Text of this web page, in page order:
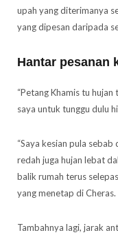
upah yang diterimanya
yang dipesan daripada
Hantar pesanan
“Petang Khamis tu
saya untuk tunggu dulu
“Saya kesian pula
redah juga hujan lebat
balik rumah terus
yang menetap di Cheras.
Tambahnya lagi, jarak